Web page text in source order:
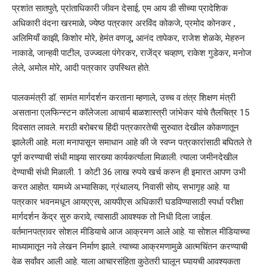
प्रशांत सातपुते, प्रांताधिकारी जीवन देसाई, एम आय डी सीच्या प्रादेशिक
अधिकारी वंदना खरमाळे, ज्येष्ठ पत्रकार अरविंद कोकजे, प्रमोद कोनकर ,
अलिमियाँ काझी, किशोर मोरे, हेमंत वणजू, आनंद तापेकर, राजेश शेळके, मेहरुन
नाकाडे, जान्हवी पाटील, उज्ज्वला पंगेरकर, राजेंद्र चव्हाण, राकेश गुडेकर, मनोज
लेले, अमोल मोरे, आदी पत्रकार उपस्थित होते.
पालकमंत्री डॉ. सामंत मार्गदर्शन करताना म्हणाले, उच्च व तंत्र शिक्षण मंत्री
असताना एलफिन्स्टन कॉलेजला आचार्य बाळशास्त्री जांभेकर यांचे तैलचित्र 15
दिवसात लावले. मराठी बरोबरच हिंदी पत्रकारतेची सुरुवात देखील कोकणातून
झालेली आहे. मला मनापासून समाधान आहे की जे स्वप्न पत्रकारांसाठी बघितले ते
पूर्ण करण्याची संधी माझ्या सारख्या कार्यकर्त्याला मिळाली. त्याला जमीनदेखील
देण्याची संधी मिळाली. 1 कोटी 36 लाख रुपये खर्च करुन ही इमारत आपण उभी
करत आहोत. यामध्ये अभ्यासिका, ग्रंथालय, निवासी सोय, सभागृह आहे. या
पत्रकार भवनमधून आयएएस, आयपीएस अधिकारी घडविण्यासाठी स्पर्धा परीक्षा
मार्गदर्शन केंद्र सुरु करावे, त्यासाठी आवश्यक तो निधी दिला जाईल.
वर्तमानपत्रावर सोशल मीडियाचे आज आक्रमण आले आहे. या सोशल मीडियाच्या
माध्यामातून नवे लेखन निर्माण झाले. त्याच्या आक्रमणामुळे आत्मचिंतन करण्याची
वेळ सर्वांवर आली आहे. याला आचारसंहिता कुठेतरी घालून घ्यायची आवश्यकता